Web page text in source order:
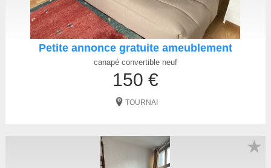
Petite annonce gratuite ameublement
canapé convertible neuf
150 €
TOURNAI
★